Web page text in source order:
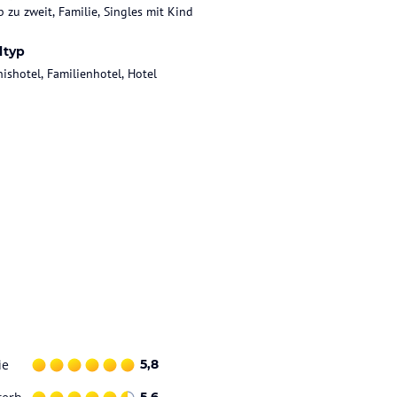
zu zweit, Familie, Singles mit Kind
Familienhotel, Hotel
5,8